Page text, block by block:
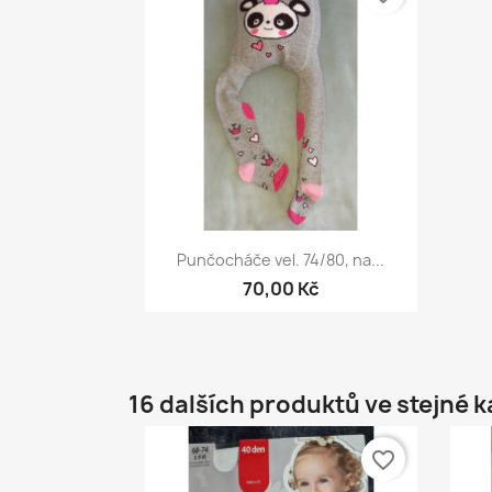
Rychlý náhled
Punčocháče vel. 74/80, na...
70,00 Kč
16 dalších produktů ve stejné
favorite_border